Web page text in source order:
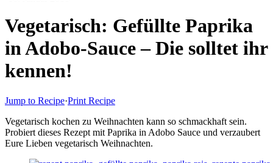
Vegetarisch: Gefüllte Paprika
in Adobo-Sauce – Die solltet ihr
kennen!
Jump to Recipe·Print Recipe
Vegetarisch kochen zu Weihnachten kann so schmackhaft sein.
Probiert dieses Rezept mit Paprika in Adobo Sauce und verzaubert
Eure Lieben vegetarisch Weihnachten.